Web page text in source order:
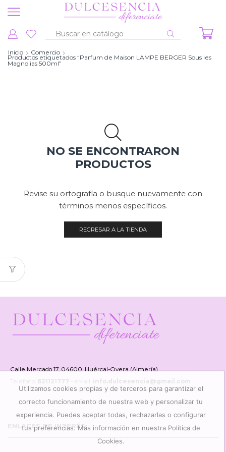
Entrada
búsqueda
Inicio Comercio
Productos etiquetados “Parfum de Maison LAMPE BERGER Sous les
Magnolias 500ml”
NO SE ENCONTRARON
PRODUCTOS
Revise su ortografía o busque nuevamente con
términos menos específicos.
REGRESAR A LA TIENDA
Calle Mercado 17, 04600, Huércal-Overa (Almería)
Teléfono: 621121777 info.dulcesencia@gmail.com
ENLACES DE INTERÉS
Utilizamos cookies propias y de terceros para garantizar el
correcto funcionamiento de nuestra web y personalizar tu
experiencia. Puedes aceptar todas, rechazarlas o configurar
tus preferencias. Más información en nuestra Política de
Cookies.